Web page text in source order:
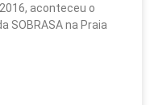
aconteceu o
SOBRASA na Praia